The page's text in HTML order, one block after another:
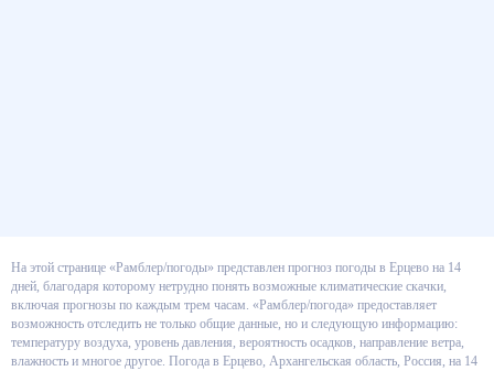
На этой странице «Рамблер/погоды» представлен прогноз погоды в Ерцево на 14
дней, благодаря которому нетрудно понять возможные климатические скачки,
включая прогнозы по каждым трем часам. «Рамблер/погода» предоставляет
возможность отследить не только общие данные, но и следующую информацию:
температуру воздуха, уровень давления, вероятность осадков, направление ветра,
влажность и многое другое. Погода в Ерцево, Архангельская область, Россия, на 14